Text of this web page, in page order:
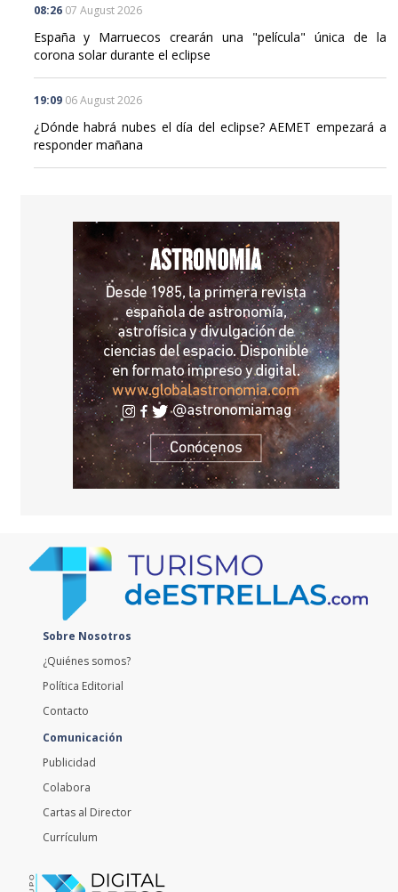
08:26 07 August 2026
España y Marruecos crearán una "película" única de la
corona solar durante el eclipse
19:09 06 August 2026
¿Dónde habrá nubes el día del eclipse? AEMET empezará a
responder mañana
Sobre Nosotros
¿Quiénes somos?
Política Editorial
Contacto
Comunicación
Publicidad
Colabora
Cartas al Director
Currículum